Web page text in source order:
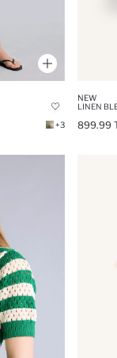
+3
NEW
LINEN
899.99